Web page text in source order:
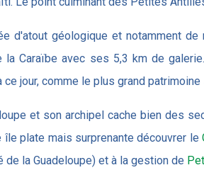
d'atout géologique et notamment
la Caraïbe avec ses 5,3 km de
ce jour, comme le plus grand
et son archipel cache bien des
île plate mais surprenante découvrer le
de la Guadeloupe) et à la gestion de